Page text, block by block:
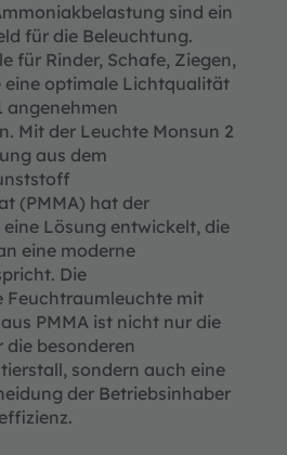
sind ein
für die Beleuchtung.
für Rinder, Schafe, Ziegen,
eine optimale Lichtqualität
angenehmen
Mit der Leuchte Monsun 2
aus dem
(PMMA) hat der
Lösung entwickelt, die
eine moderne
Die
Feuchtraumleuchte mit
PMMA ist nicht nur die
besonderen
sondern auch eine
der Betriebsinhaber